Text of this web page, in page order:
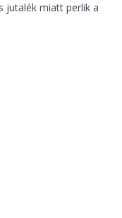
jutalék miatt perlik a